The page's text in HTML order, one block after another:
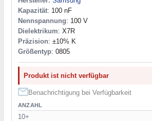
Kapazität: 100 nF
Nennspannung: 100 V
Dielektrikum: X7R
Präzision: ±10% K
Größentyp: 0805
Produkt ist nicht verfügbar
Benachrichtigung bei Verfügbarkeit
ANZAHL
10+